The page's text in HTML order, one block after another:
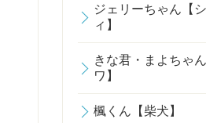
ジェリーちゃん【
ィ】
きな君・まよちゃ
ワ】
楓くん【柴犬】